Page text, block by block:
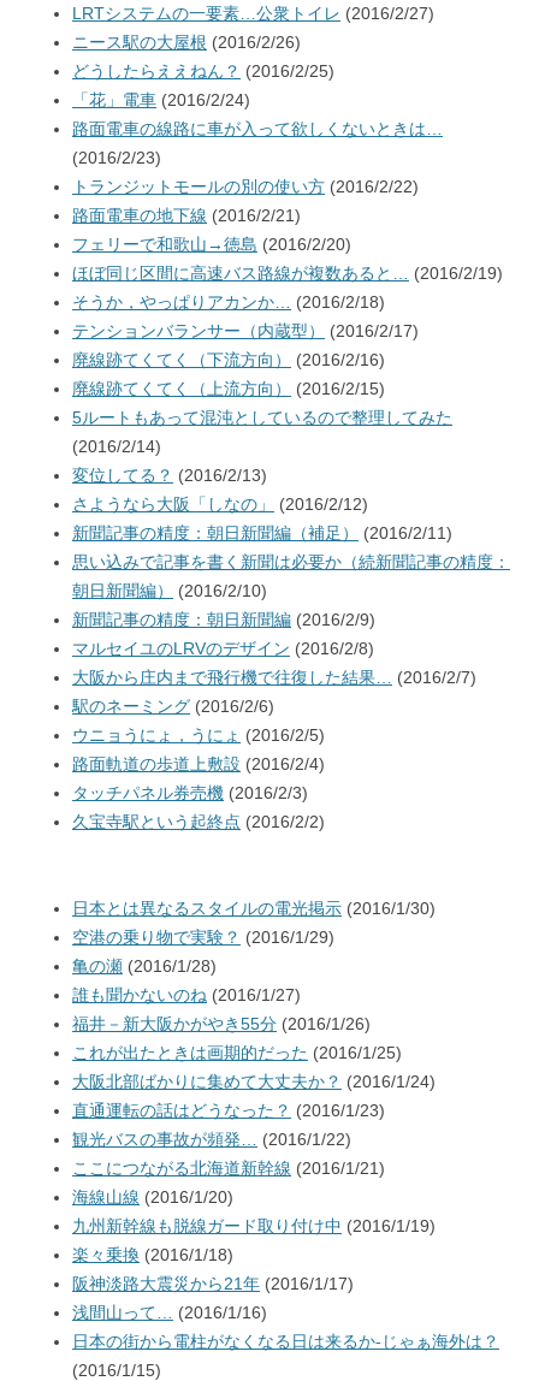
LRTシステムの一要素…公衆トイレ (2016/2/27)
ニース駅の大屋根 (2016/2/26)
どうしたらええねん？ (2016/2/25)
「花」電車 (2016/2/24)
路面電車の線路に車が入って欲しくないときは…
(2016/2/23)
トランジットモールの別の使い方 (2016/2/22)
路面電車の地下線 (2016/2/21)
フェリーで和歌山→徳島 (2016/2/20)
ほぼ同じ区間に高速バス路線が複数あると…
(2016/2/19)
そうか，やっぱりアカンか…
(2016/2/18)
テンションバランサー（内蔵型）
(2016/2/17)
廃線跡てくてく（下流方向）
(2016/2/16)
廃線跡てくてく（上流方向）
(2016/2/15)
5ルートもあって混沌としているので整理してみた
(2016/2/14)
変位してる？ (2016/2/13)
さようなら大阪「しなの」
(2016/2/12)
新聞記事の精度：朝日新聞編（補足）
(2016/2/11)
思い込みで記事を書く新聞は必要か（続新聞記事の精度：
朝日新聞編）
(2016/2/10)
新聞記事の精度：朝日新聞編 (2016/2/9)
マルセイユのLRVのデザイン (2016/2/8)
大阪から庄内まで飛行機で往復した結果…
(2016/2/7)
駅のネーミング (2016/2/6)
ウニョうにょ，うにょ (2016/2/5)
路面軌道の歩道上敷設 (2016/2/4)
タッチパネル券売機 (2016/2/3)
久宝寺駅という起終点 (2016/2/2)
日本とは異なるスタイルの電光掲示 (2016/1/30)
空港の乗り物で実験？ (2016/1/29)
亀の瀬 (2016/1/28)
誰も聞かないのね (2016/1/27)
福井－新大阪かがやき55分 (2016/1/26)
これが出たときは画期的だった (2016/1/25)
大阪北部ばかりに集めて大丈夫か？ (2016/1/24)
直通運転の話はどうなった？ (2016/1/23)
観光バスの事故が頻発…
(2016/1/22)
ここにつながる北海道新幹線 (2016/1/21)
海線山線 (2016/1/20)
九州新幹線も脱線ガード取り付け中 (2016/1/19)
楽々乗換 (2016/1/18)
阪神淡路大震災から21年 (2016/1/17)
浅間山って…
(2016/1/16)
日本の街から電柱がなくなる日は来るか-じゃぁ海外は？
(2016/1/15)